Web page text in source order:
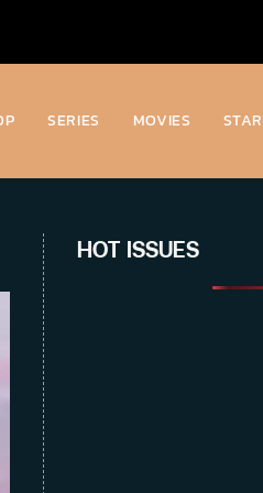
SERIES MOVIES STAR
HOT ISSUES